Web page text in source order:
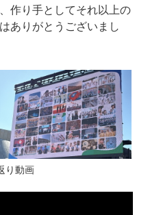
作り手としてそれ以上の
ありがとうございまし
り動画